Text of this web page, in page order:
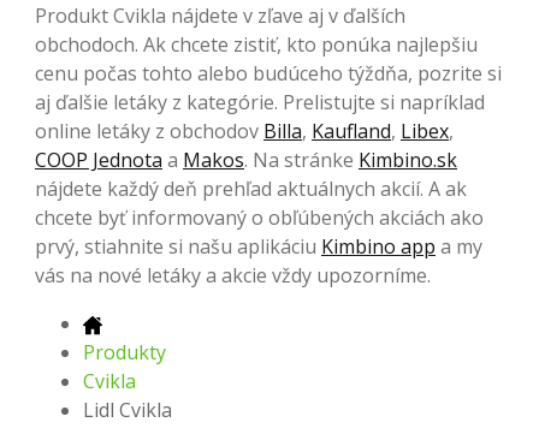
Produkt Cvikla nájdete v zľave aj v ďalších
obchodoch. Ak chcete zistiť, kto ponúka najlepšiu
cenu počas tohto alebo budúceho týždňa, pozrite si
aj ďalšie letáky z kategórie. Prelistujte si napríklad
online letáky z obchodov Billa, Kaufland, Libex,
COOP Jednota a Makos. Na stránke Kimbino.sk
nájdete každý deň prehľad aktuálnych akcií. A ak
chcete byť informovaný o obľúbených akciách ako
prvý, stiahnite si našu aplikáciu Kimbino app a my
vás na nové letáky a akcie vždy upozorníme.
Produkty
Cvikla
Lidl Cvikla